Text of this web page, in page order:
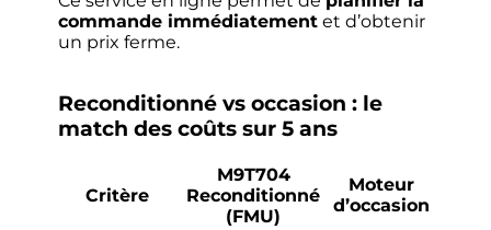
commande immédiatement et d’obtenir
un prix ferme.
Reconditionné vs occasion : le
match des coûts sur 5 ans
Critère
M9T704
Reconditionné
(FMU)
Moteur
d’occasion